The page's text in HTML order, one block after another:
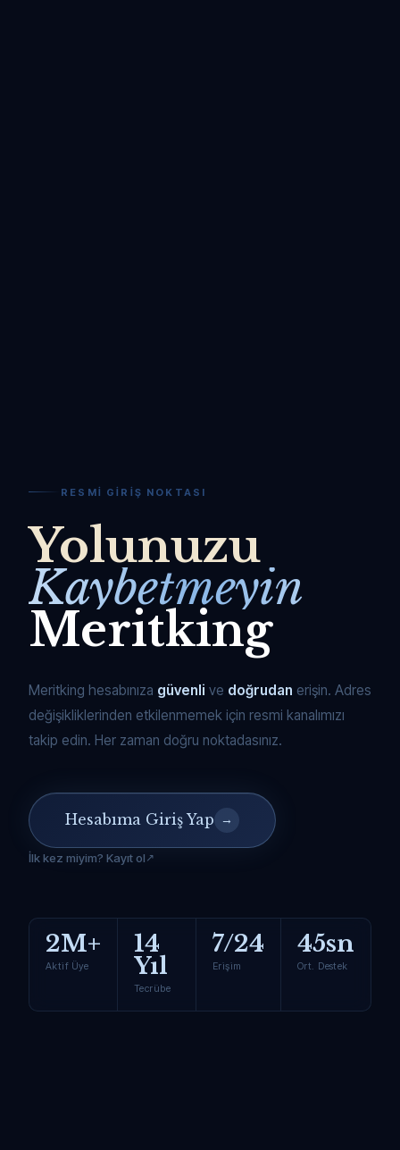
RESMI GIRIŞ NOKTASI
Yolunuzu
Kaybetmeyin
Meritking
Meritking hesabınıza güvenli ve doğrudan erişin. Adres
değişikliklerinden etkilenmemek için resmi kanalımızı
takip edin. Her zaman doğru noktadasınız.
Hesabıma Giriş Yap →
İlk kez miyim? Kayıt ol
2M+
Aktif Üye
14
Yıl
Tecrübe
7/24
Erişim
45sn
Ort. Destek